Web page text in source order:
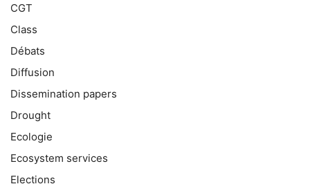
CGT
Class
Débats
Diffusion
Dissemination papers
Drought
Ecologie
Ecosystem services
Elections